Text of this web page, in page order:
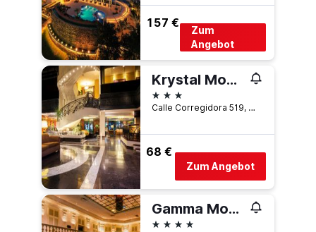
157 €
Zum
Angebot
Krystal Monterrey
3 Sterne
Calle Corregidora 519, Monterrey, Nuevo León, Mexiko
68 €
Zum Angebot
Gamma Monterrey Gran Hotel Ancira
4 Sterne